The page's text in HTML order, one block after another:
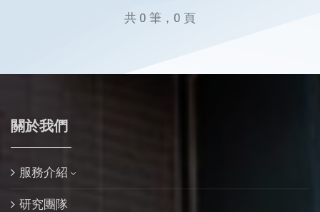
共 0 筆，0 頁
關於我們
服務介紹
研究團隊